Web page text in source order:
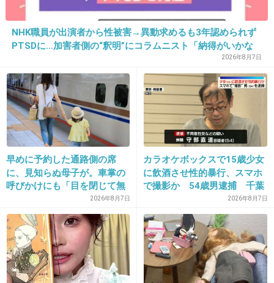
+4
これって、皮が なければただのシェイク？
+2
35. 匿名2013/06/28(金) 17:37:33
超絶おいしい
-7
36. 匿名2013/06/28(金) 17:38:32
不二屋って変な場所にあるんだよね
NHK職員が出演者から性被害→異動求めるも3年認められず
PTSDに…加害者側の“釈明”にコラムニスト「納得がいかな
2026年8月7日
早めに予約した通路側の席
に、見知らぬ母子が。車掌の
呼びかけにも「目を閉じて無
視」して居座られました。無
理やり奪われた席は、結
局“やったもん勝ち”になって
しまうのでしょうか？
2026年8月7日
カラオケボックスで15歳少女
に飲酒させ性的暴行、スマホ
で撮影か 54歳男逮捕 千葉
2026年8月7日